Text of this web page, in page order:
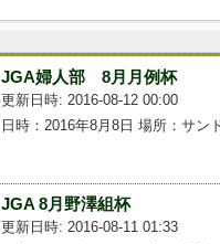
JGA婦人部 8月月例杯
更新日時: 2016-08-12 00:00
日時：2016年8月8日 場所：サン
JGA 8月野澤組杯
更新日時: 2016-08-11 01:33